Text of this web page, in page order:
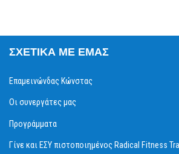
ΣΧΕΤΙΚΆ ΜΕ ΕΜΆΣ
Επαμεινώνδας Κώνστας
Οι συνεργάτες μας
Προγράμματα
Γίνε και ΕΣΥ πιστοποιημένος Radical Fitness